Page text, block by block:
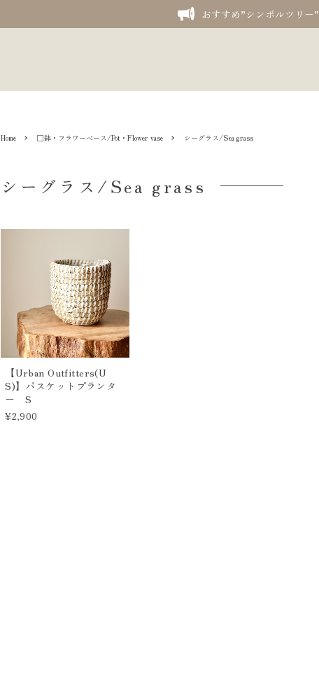
おすすめ”シンボルツリー”
Home □鉢・フラワーベース/Pot・Flower vase シーグラス/Sea grass
シーグラス/Sea grass
【Urban Outfitters(U
S)】バスケットプランタ
ー S
¥2,900